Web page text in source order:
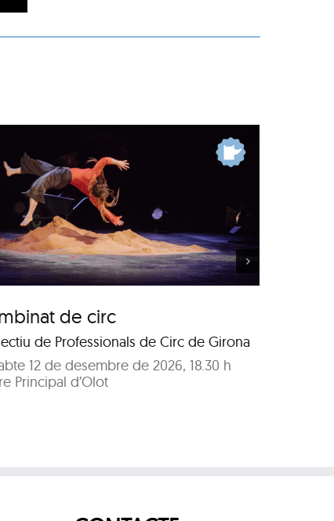
de circ
de Professionals de Circ de Girona
12 de desembre de 2026, 18.30 h
Principal d’Olot
El qui no parla…